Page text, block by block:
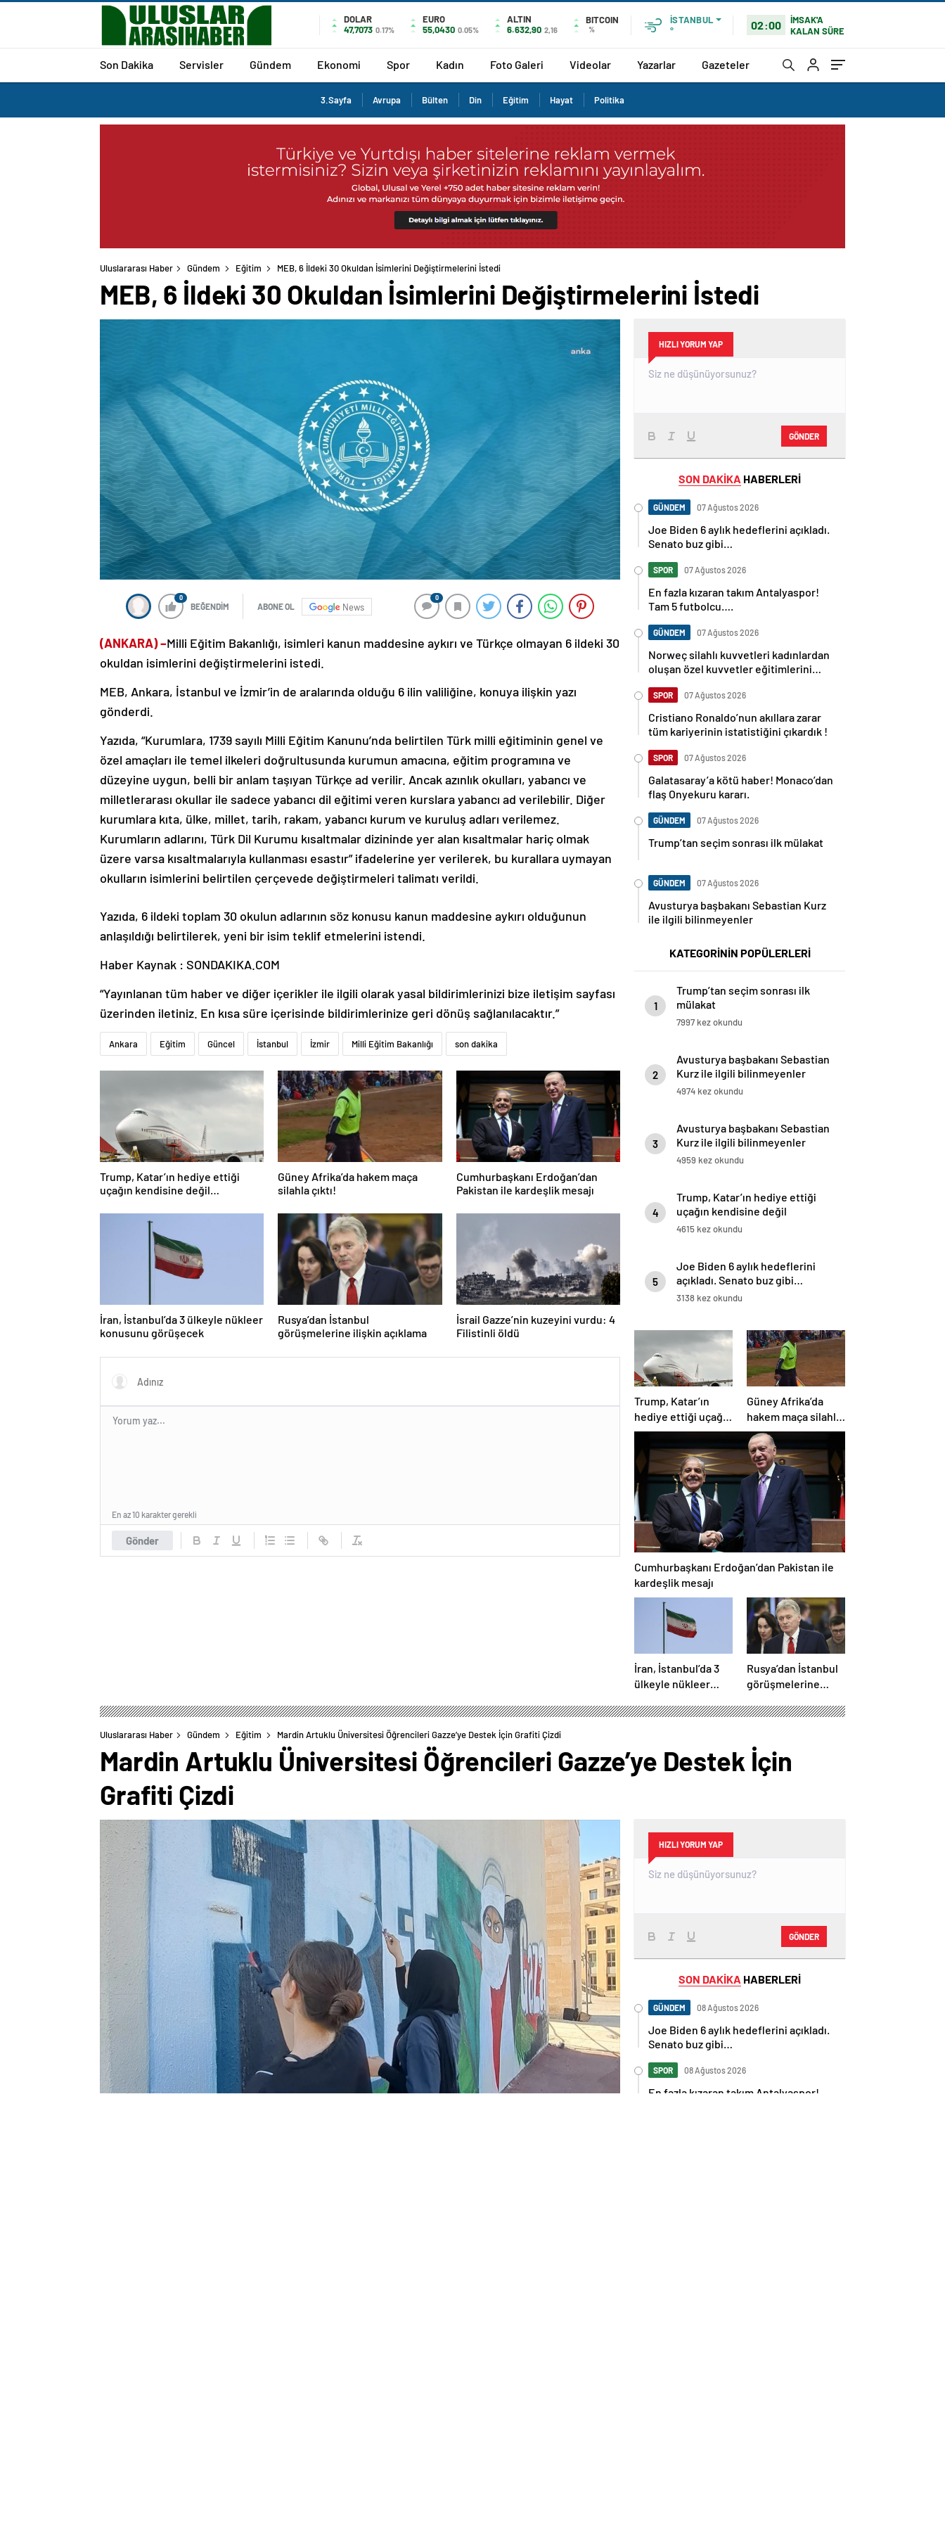
DOLAR
47,7073 0.17%
EURO
55,0430 0.05%
ALTIN
6.632,90 2,16
BITCOIN
%
İSTANBUL
°
02:00
İMSAK'A
KALAN SÜRE
Son Dakika Servisler Gündem Ekonomi Spor Kadın Foto Galeri Videolar Yazarlar Gazeteler
3.Sayfa Avrupa Bülten Din Eğitim Hayat Politika
Uluslararası Haber Gündem Eğitim MEB, 6 İldeki 30 Okuldan İsimlerini Değiştirmelerini İstedi
MEB, 6 İldeki 30 Okuldan İsimlerini Değiştirmelerini İstedi
0
BEĞENDİM ABONE OL News
0
(ANKARA) –Milli Eğitim Bakanlığı, isimleri kanun maddesine aykırı ve Türkçe olmayan 6 ildeki 30
okuldan isimlerini değiştirmelerini istedi.
MEB, Ankara, İstanbul ve İzmir’in de aralarında olduğu 6 ilin valiliğine, konuya ilişkin yazı
gönderdi.
Yazıda, “Kurumlara, 1739 sayılı Milli Eğitim Kanunu’nda belirtilen Türk milli eğitiminin genel ve
özel amaçları ile temel ilkeleri doğrultusunda kurumun amacına, eğitim programına ve
düzeyine uygun, belli bir anlam taşıyan Türkçe ad verilir. Ancak azınlık okulları, yabancı ve
milletlerarası okullar ile sadece yabancı dil eğitimi veren kurslara yabancı ad verilebilir. Diğer
kurumlara kıta, ülke, millet, tarih, rakam, yabancı kurum ve kuruluş adları verilemez.
Kurumların adlarını, Türk Dil Kurumu kısaltmalar dizininde yer alan kısaltmalar hariç olmak
üzere varsa kısaltmalarıyla kullanması esastır” ifadelerine yer verilerek, bu kurallara uymayan
okulların isimlerini belirtilen çerçevede değiştirmeleri talimatı verildi.
Yazıda, 6 ildeki toplam 30 okulun adlarının söz konusu kanun maddesine aykırı olduğunun
anlaşıldığı belirtilerek, yeni bir isim teklif etmelerini istendi.
Haber Kaynak : SONDAKIKA.COM
“Yayınlanan tüm haber ve diğer içerikler ile ilgili olarak yasal bildirimlerinizi bize iletişim sayfası
üzerinden iletiniz. En kısa süre içerisinde bildirimlerinize geri dönüş sağlanılacaktır.”
Ankara Eğitim Güncel İstanbul İzmir Milli Eğitim Bakanlığı son dakika
Trump, Katar’ın hediye ettiği
uçağın kendisine değil
Güney Afrika’da hakem maça
silahla çıktı!
Cumhurbaşkanı Erdoğan’dan
Pakistan ile kardeşlik mesajı
İran, İstanbul’da 3 ülkeyle nükleer
konusunu görüşecek
Rusya’dan İstanbul
görüşmelerine ilişkin açıklama
İsrail Gazze’nin kuzeyini vurdu: 4
Filistinli öldü
Gönder
En az 10 karakter gerekli
HIZLI YORUM YAP
GÖNDER
SON DAKİKA HABERLERİ
GÜNDEM 07 Ağustos 2026
Joe Biden 6 aylık hedeflerini açıkladı.
Senato buz gibi…
SPOR 07 Ağustos 2026
En fazla kızaran takım Antalyaspor!
Tam 5 futbolcu….
GÜNDEM 07 Ağustos 2026
Norweç silahlı kuvvetleri kadınlardan
oluşan özel kuvvetler eğitimlerini
SPOR 07 Ağustos 2026
Cristiano Ronaldo’nun akıllara zarar
tüm kariyerinin istatistiğini çıkardık !
SPOR 07 Ağustos 2026
Galatasaray’a kötü haber! Monaco’dan
flaş Onyekuru kararı.
GÜNDEM 07 Ağustos 2026
Trump’tan seçim sonrası ilk mülakat
GÜNDEM 07 Ağustos 2026
Avusturya başbakanı Sebastian Kurz
ile ilgili bilinmeyenler
KATEGORİNİN POPÜLERLERİ
1
Trump’tan seçim sonrası ilk
mülakat
7997 kez okundu
2
Avusturya başbakanı Sebastian
Kurz ile ilgili bilinmeyenler
4974 kez okundu
3
Avusturya başbakanı Sebastian
Kurz ile ilgili bilinmeyenler
4959 kez okundu
4
Trump, Katar’ın hediye ettiği
uçağın kendisine değil
Pentagon’a verileceğini açıkladı
4615 kez okundu
5
Joe Biden 6 aylık hedeflerini
açıkladı. Senato buz gibi…
3138 kez okundu
Trump, Katar’ın
hediye ettiği uçağın
kendisine değil
Pentagon’a
verileceğini açıkladı
Güney Afrika’da
hakem maça silahla
çıktı!
Cumhurbaşkanı Erdoğan’dan Pakistan ile
kardeşlik mesajı
İran, İstanbul’da 3
ülkeyle nükleer
görüşecek
Rusya’dan İstanbul
görüşmelerine
Uluslararası Haber Gündem Eğitim Mardin Artuklu Üniversitesi Öğrencileri Gazze’ye Destek İçin Grafiti Çizdi
Mardin Artuklu Üniversitesi Öğrencileri Gazze’ye Destek İçin
Grafiti Çizdi
HIZLI YORUM YAP
GÖNDER
SON DAKİKA HABERLERİ
GÜNDEM 08 Ağustos 2026
Joe Biden 6 aylık hedeflerini açıkladı.
Senato buz gibi…
SPOR 08 Ağustos 2026
En fazla kızaran takım Antalyaspor!